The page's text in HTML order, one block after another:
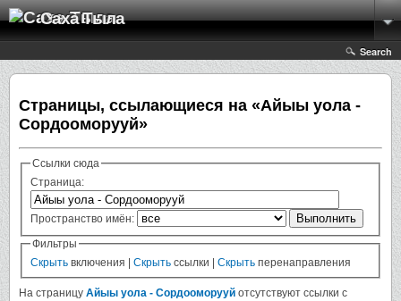
Саха Тыла
Search
Страницы, ссылающиеся на «Айыы уола -
Сордооморууй»
Ссылки сюда
Страница:
Пространство имён:
Фильтры
Скрыть включения | Скрыть ссылки | Скрыть перенаправления
На страницу Айыы уола - Сордооморууй отсутствуют ссылки с